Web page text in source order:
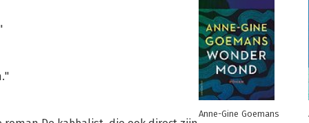
Anne-Gine Goemans